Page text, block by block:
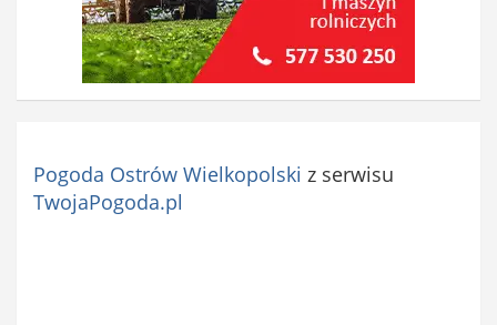
Pogoda Ostrów Wielkopolski z serwisu
TwojaPogoda.pl